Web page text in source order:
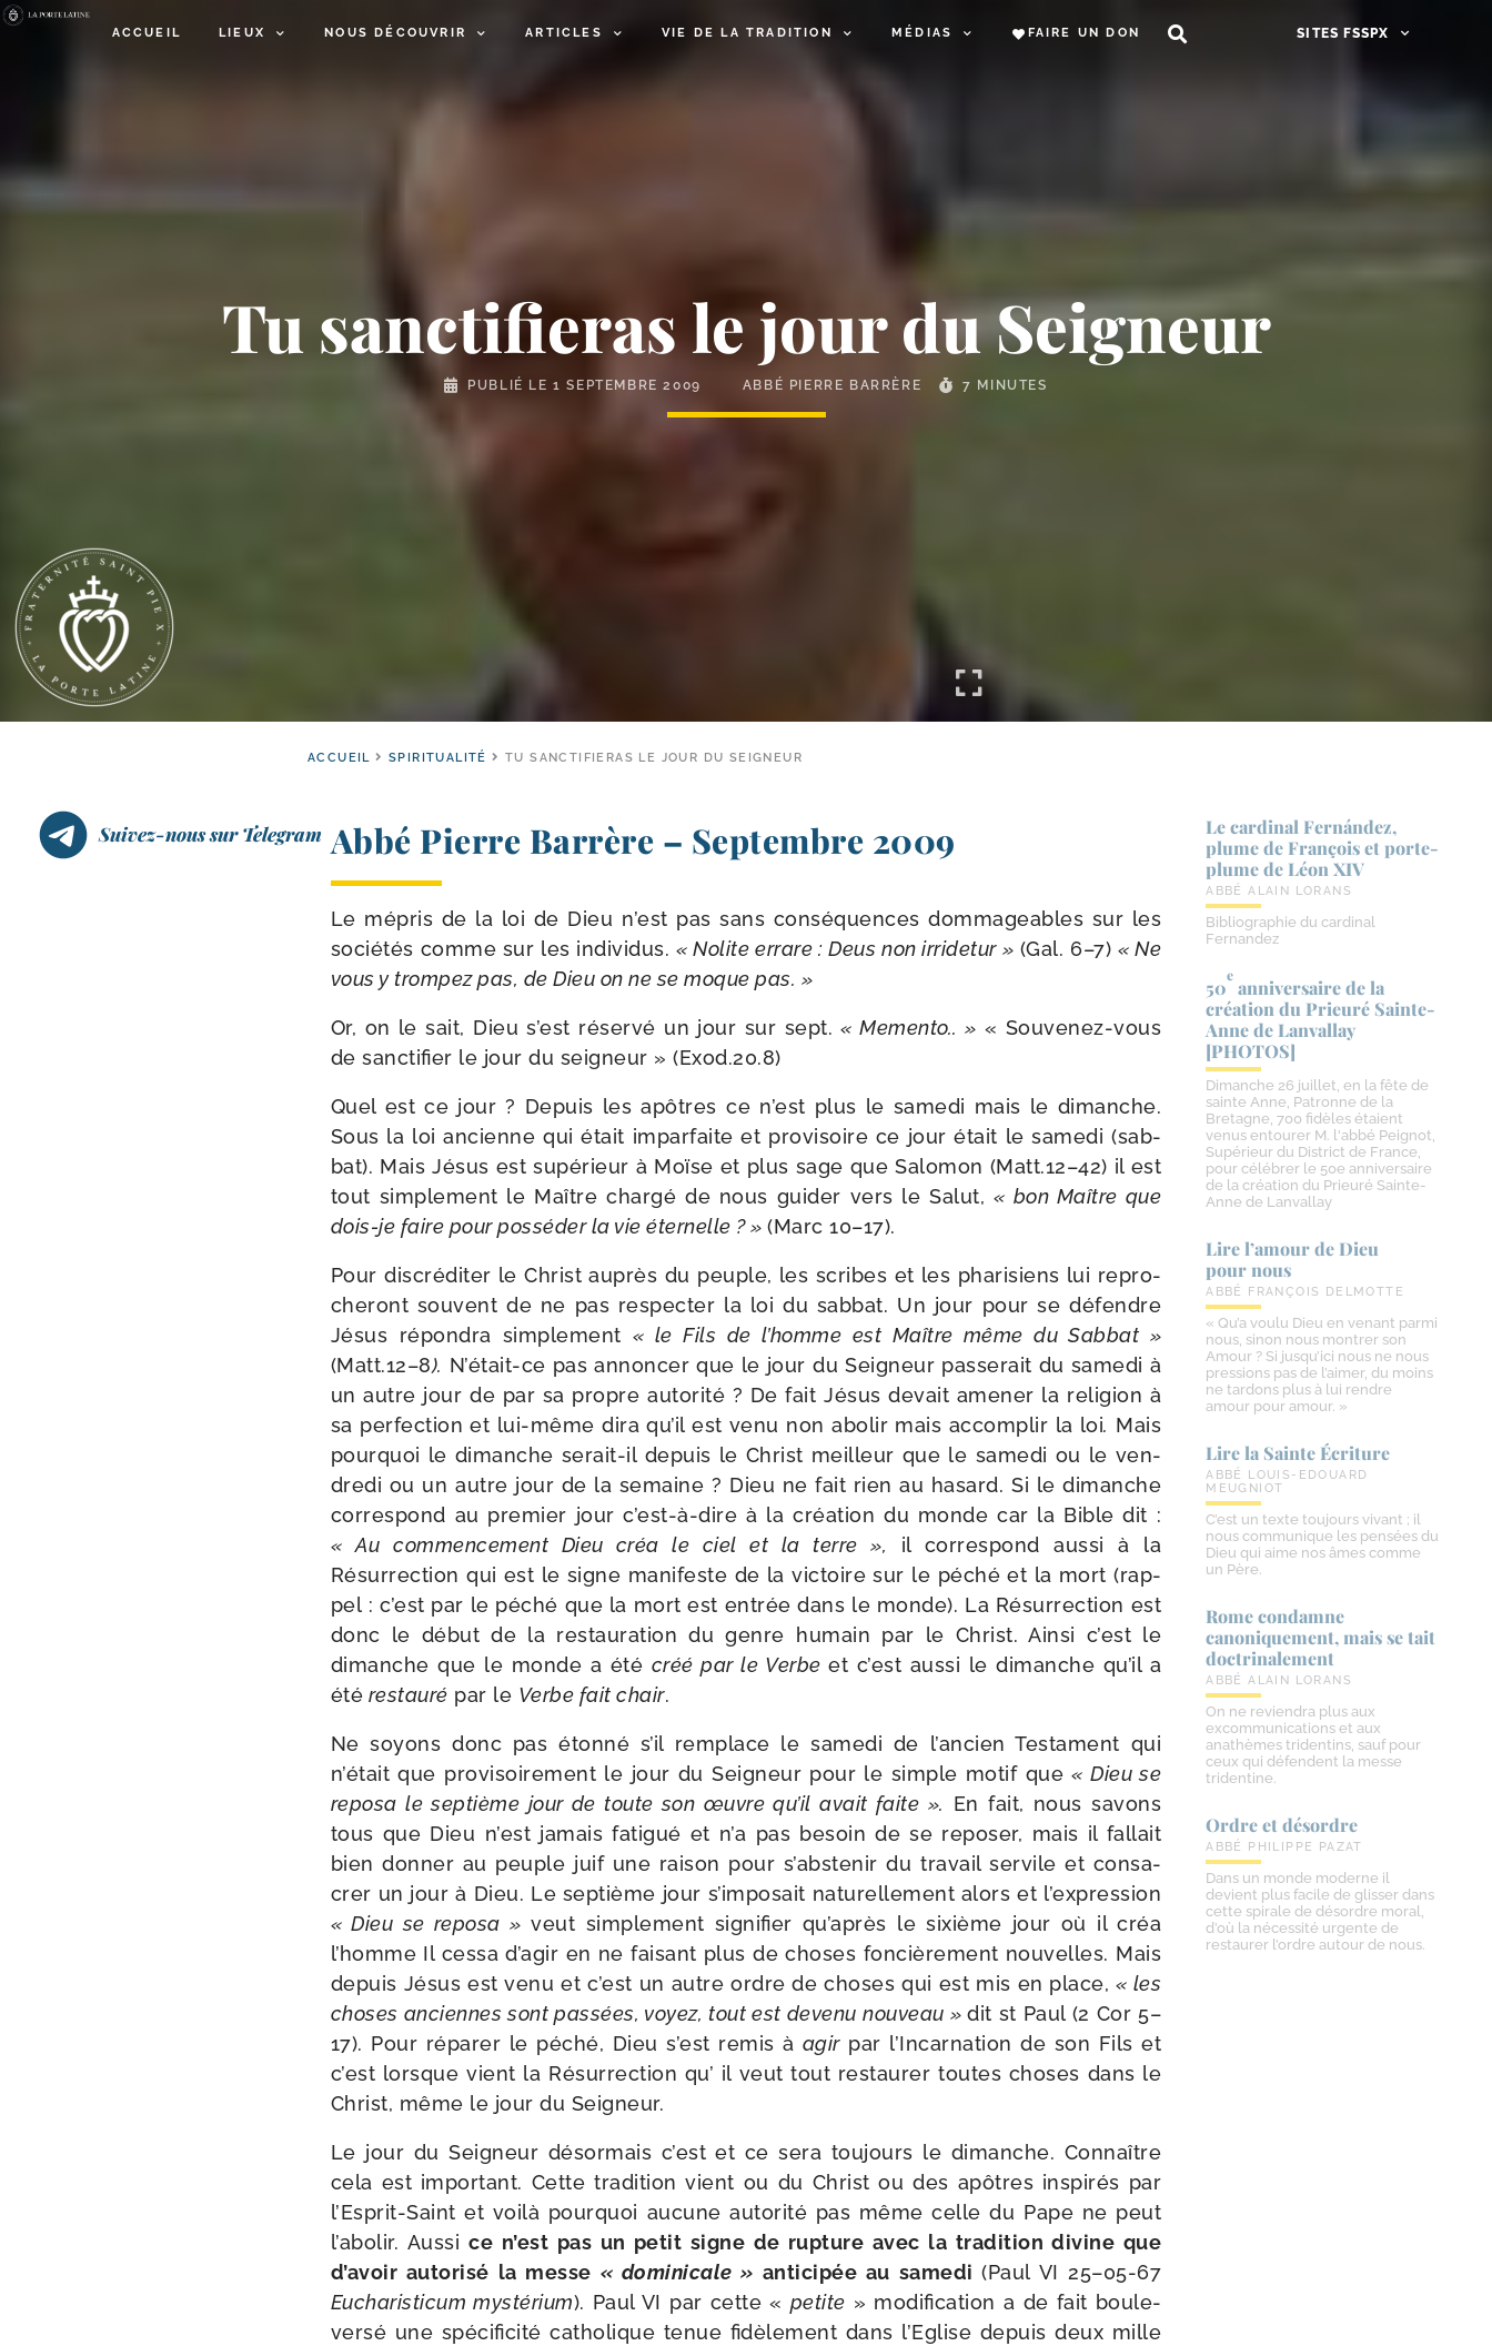
ACCUEIL LIEUX NOUS DÉCOUVRIR ARTICLES VIE DE LA TRADITION MÉDIAS FAIRE UN DON SITES FSSPX
Tu sanctifieras le jour du Seigneur
PUBLIÉ LE1 SEPTEMBRE 2009 ABBÉ PIERRE BARRÈRE 7 MINUTES
ACCUEIL SPIRITUALITÉ TU SANCTIFIERAS LE JOUR DU SEIGNEUR
Suivez-nous sur Telegram Abbé Pierre Barrère – Septembre 2009
Le mépris de la loi de Dieu n’est pas sans consé­quences dom­ma­geables sur les
socié­tés comme sur les indi­vi­dus.« Nolite errare : Deus non irri­de­tur » (Gal. 6–7) « Ne
vous y trom­pez pas, de Dieu on ne se moque pas. »
Or, on le sait, Dieu s’est réser­vé un jour sur sept.« Memento.. » « Souvenez-​vous
de sanc­ti­fier le jour du sei­gneur » (Exod.20.8)
Quel est ce jour ? Depuis les apôtres ce n’est plus le same­di mais le dimanche.
Sous la loi ancienne qui était impar­faite et pro­vi­soire ce jour était le same­di (sab­
bat). Mais Jésus est supé­rieur à Moïse et plus sage que Salomon (Matt.12–42) il est
tout sim­ple­ment le Maître char­gé de nous gui­der vers le Salut,« bon Maître que
dois-​je faire pour pos­sé­der la vie éter­nelle ? »(Marc 10–17).
Pour dis­cré­di­ter le Christ auprès du peuple, les scribes et les pha­ri­siens lui repro­
che­ront sou­vent de ne pas res­pec­ter la loi du sab­bat. Un jour pour se défendre
Jésus répon­dra sim­ple­ment« le Fils de l’homme est Maître même du Sabbat »
(Matt.12–8). N’était-ce pas annon­cer que le jour du Seigneur pas­se­rait du same­di à
un autre jour de par sa propre auto­ri­té ? De fait Jésus devait ame­ner la reli­gion à
sa per­fec­tion et lui-​même dira qu’il est venu non abo­lir mais accom­plir la loi. Mais
pour­quoi le dimanche serait-​il depuis le Christ meilleur que le same­di ou le ven­
dre­di ou un autre jour de la semaine ? Dieu ne fait rien au hasard. Si le dimanche
cor­res­pond au pre­mier jour c’est-à-dire à la créa­tion du monde car la Bible dit :
« Au com­men­ce­ment Dieu créa le ciel et la terre », il cor­res­pond aus­si à la
Résurrection qui est le signe mani­feste de la vic­toire sur le péché et la mort (rap­
pel : c’est par le péché que la mort est entrée dans le monde). La Résurrection est
donc le début de la res­tau­ra­tion du genre humain par le Christ. Ainsi c’est le
dimanche que le monde a été créé par le Verbeet c’est aus­si le dimanche qu’il a
été res­tau­ré par le Verbe fait chair.
Ne soyons donc pas éton­né s’il rem­place le same­di de l’ancien Testament qui
n’était que pro­vi­soi­re­ment le jour du Seigneur pour le simple motif que« Dieu se
repo­sa le sep­tième jour de toute son œuvre qu’il avait faite ». En fait, nous savons
tous que Dieu n’est jamais fati­gué et n’a pas besoin de se repo­ser, mais il fal­lait
bien don­ner au peuple juif une rai­son pour s’abstenir du tra­vail ser­vile et consa­
crer un jour à Dieu. Le sep­tième jour s’imposait natu­rel­le­ment alors et l’expression
« Dieu se repo­sa » veut sim­ple­ment signi­fier qu’après le sixième jour où il créa
l’homme Il ces­sa d’agir en ne fai­sant plus de choses fon­ciè­re­ment nou­velles. Mais
depuis Jésus est venu et c’est un autre ordre de choses qui est mis en place,« les
choses anciennes sont pas­sées, voyez, tout est deve­nu nou­veau »dit st Paul (2 Cor 5–
17). Pour répa­rer le péché, Dieu s’est remis à agirpar l’Incarnation de son Fils et
c’est lorsque vient la Résurrection qu’ il veut tout res­tau­rer toutes choses dans le
Christ, même le jour du Seigneur.
Le jour du Seigneur désor­mais c’est et ce sera tou­jours le dimanche. Connaître
cela est impor­tant. Cette tra­di­tion vient ou du Christ ou des apôtres ins­pi­rés par
l’Esprit-Saint et voi­là pour­quoi aucune auto­ri­té pas même celle du Pape ne peut
l’abolir. Aussice n’est pas un petit signe de rup­ture avec la tra­di­tion divine que
d’avoir auto­ri­sé la messe « domi­ni­cale » anti­ci­pée au same­di(Paul VI 25–05-67
Eucharisticum mys­té­rium). Paul VI par cette « petite » modi­fi­ca­tion a de fait bou­le­
ver­sé une spé­ci­fi­ci­té catho­lique tenue fidè­le­ment dans l’Eglise depuis deux mille
Le cardinal Fernández,
plume de François et porte-​
plume de Léon XIV
ABBÉ ALAIN LORANS
Bibliographie du cardinal
Fernandez
50
e
anniversaire de la
création du Prieuré Sainte-​
Anne de Lanvallay
[PHOTOS]
Dimanche 26 juillet, en la fête de
sainte Anne, Patronne de la
Bretagne, 700 fidèles étaient
venus entourer M. l'abbé Peignot,
Supérieur du District de France,
pour célébrer le 50e anniversaire
de la création du Prieuré Sainte-
Anne de Lanvallay
Lire l’amour de Dieu
pour nous
ABBÉ FRANÇOIS DELMOTTE
« Qu’a voulu Dieu en venant parmi
nous, sinon nous montrer son
Amour ? Si jusqu’ici nous ne nous
pressions pas de l’aimer, du moins
ne tardons plus à lui rendre
amour pour amour. »
Lire la Sainte Écriture
ABBÉ LOUIS-EDOUARD
MEUGNIOT
C’est un texte toujours vivant ; il
nous communique les pensées du
Dieu qui aime nos âmes comme
un Père.
Rome condamne
canoniquement, mais se tait
doctrinalement
ABBÉ ALAIN LORANS
On ne reviendra plus aux
excommunications et aux
anathèmes tridentins, sauf pour
ceux qui défendent la messe
tridentine.
Ordre et désordre
ABBÉ PHILIPPE PAZAT
Dans un monde moderne il
devient plus facile de glisser dans
cette spirale de désordre moral,
d’où la nécessité urgente de
restaurer l’ordre autour de nous.